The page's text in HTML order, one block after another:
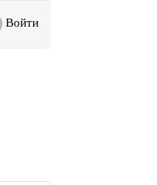
Войти